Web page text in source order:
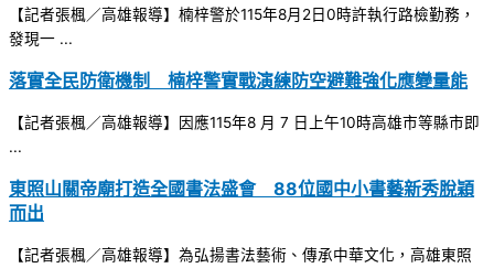
【記者張楓／高雄報導】楠梓警於115年8月2日0時許執行路檢勤務，
發現一 ...
落實全民防衛機制 楠梓警實戰演練防空避難強化應變量能
【記者張楓／高雄報導】因應115年8 月 7 日上午10時高雄市等縣市即
...
東照山關帝廟打造全國書法盛會 88位國中小書藝新秀脫穎
而出
【記者張楓／高雄報導】為弘揚書法藝術、傳承中華文化，高雄東照